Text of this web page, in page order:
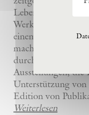
Lebenswerks von
Werke und die
einem breiten
macht. Die
durch die
Ausstellungen,
Unterstützung von
Edition von
Weiterlesen